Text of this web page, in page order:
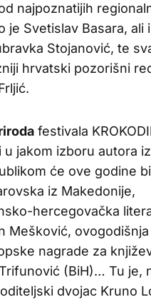
najpoznatijih
je Svetislav Basara, ali
Stojanović, te
hrvatski pozorišni
festivala
jakom izboru autora iz
će ove godine
iz Makedonije,
hercegovačka
Mešković, ovogodišnja
nagrade za
(BiH)… Tu je,
dvojac Kruno